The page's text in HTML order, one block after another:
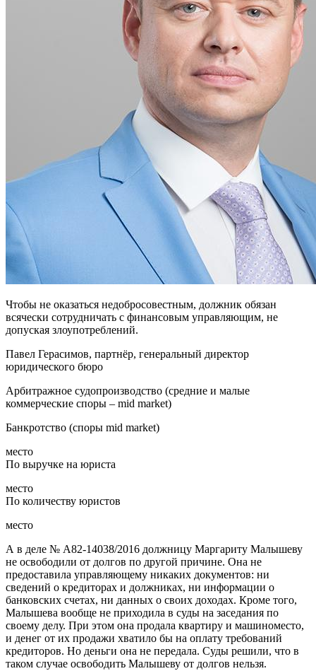
Чтобы не оказаться недобросовестным, должник обязан
всячески сотрудничать с финансовым управляющим, не
допуская злоупотреблений.
Павел Герасимов, партнёр, генеральный директор
юридического бюро
Арбитражное судопроизводство (средние и малые
коммерческие споры – mid market)
Банкротство (споры mid market)
место
По выручке на юриста
место
По количеству юристов
место
А в деле № А82-14038/2016 должницу Маргариту Малышеву
не освободили от долгов по другой причине. Она не
предоставила управляющему никаких документов: ни
сведений о кредиторах и должниках, ни информации о
банковских счетах, ни данных о своих доходах. Кроме того,
Малышева вообще не приходила в суды на заседания по
своему делу. При этом она продала квартиру и машиноместо,
и денег от их продажи хватило бы на оплату требований
кредиторов. Но деньги она не передала. Суды решили, что в
таком случае освободить Малышеву от долгов нельзя.